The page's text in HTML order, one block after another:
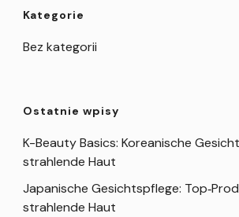
Kategorie
Bez kategorii
Ostatnie wpisy
K-Beauty Basics: Koreanische
strahlende Haut
Japanische Gesichtspflege:
strahlende Haut